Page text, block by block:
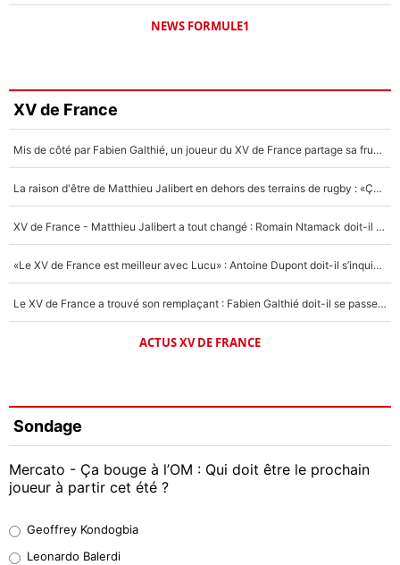
NEWS FORMULE1
XV de France
Mis de côté par Fabien Galthié, un joueur du XV de France partage sa frustration : «ils ne me l’ont pas dit tout de suite»
La raison d'être de Matthieu Jalibert en dehors des terrains de rugby : «Ça m'atteint autant que si tu touches à un membre de ma famille»
XV de France - Matthieu Jalibert a tout changé : Romain Ntamack doit-il s’inquiéter pour sa place à un an de la Coupe du monde ?
«Le XV de France est meilleur avec Lucu» : Antoine Dupont doit-il s’inquiéter pour sa place ?
Le XV de France a trouvé son remplaçant : Fabien Galthié doit-il se passer d'Antoine Dupont ?
ACTUS XV DE FRANCE
Sondage
Mercato - Ça bouge à l’OM : Qui doit être le prochain
joueur à partir cet été ?
38%
Geoffrey Kondogbia
Leonardo Balerdi